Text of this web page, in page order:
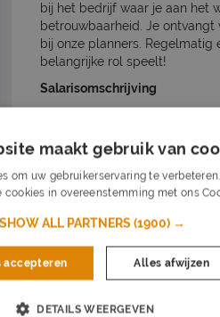
bij het bedrijf waar je aan het
betrouwbaarheid. Je
bij onze planners. Regelmatig
belangrijke rol speelt!
Salarisomschrijving
Vacature acties
maakt gebruik van
om uw gebruikerservaring te
in overeenstemming met ons
SHOW ALL PARTNERS (1900) →
accepteren Alles afwijzen
DETAILS WEERGEVEN